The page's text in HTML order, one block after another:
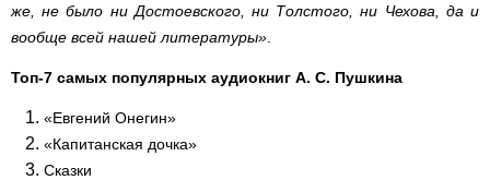
же, не было ни Достоевского, ни Толстого, ни Чехова, да и
вообще всей нашей литературы».
Топ-7 самых популярных аудиокниг А. С. Пушкина
«Евгений Онегин»
«Капитанская дочка»
Сказки